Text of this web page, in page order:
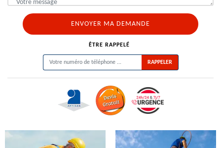
ÊTRE RAPPELÉ